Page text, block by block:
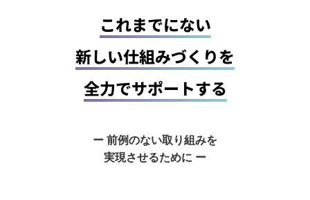
これまでにない
新しい仕組みづくりを
全力でサポートする
ー 前例のない取り組みを
実現させるために ー